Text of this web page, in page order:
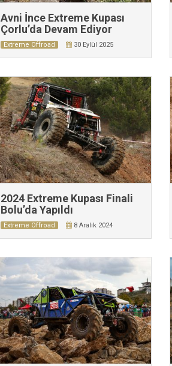
Avni İnce Extreme Kupası
Çorlu’da Devam Ediyor
Extreme Offroad 30 Eylül 2025
2024 Extreme Kupası Finali
Bolu’da Yapıldı
Extreme Offroad 8 Aralık 2024